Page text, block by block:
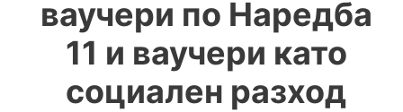
ваучери по Наредба
11 и ваучери като
социален разход